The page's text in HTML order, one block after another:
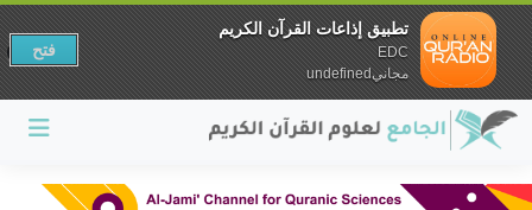
تطبيق إذاعات القرآن الكريم
EDC
مجانيundefined
فتح